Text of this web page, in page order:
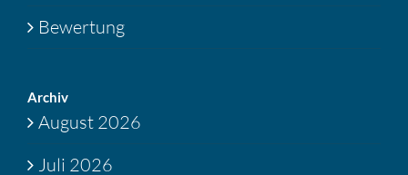
Bewertung
Archiv
August 2026
Juli 2026